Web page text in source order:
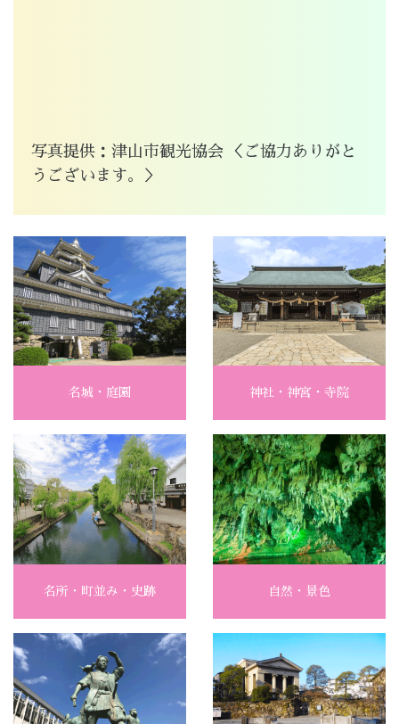
写真提供：津山市観光協会 ＜ご協力ありがと
うございます。＞
名城・庭園 神社・神宮・寺院
名所・町並み・史跡 自然・景色